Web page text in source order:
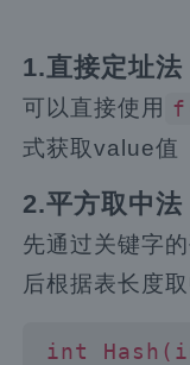
1.直接定址法
可以直接使用
式获取value值
2.平方取中法
先通过关键字
后根据表长度
int Hash (